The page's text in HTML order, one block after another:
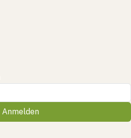
Anmelden